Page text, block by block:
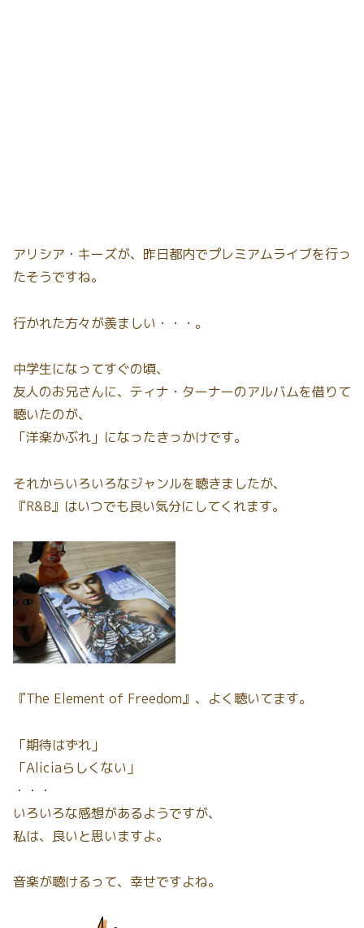
アリシア・キーズが、昨日都内でプレミアムライブを行っ
たそうですね。
行かれた方々が羨ましい・・・。
中学生になってすぐの頃、
友人のお兄さんに、ティナ・ターナーのアルバムを借りて
聴いたのが、
「洋楽かぶれ」になったきっかけです。
それからいろいろなジャンルを聴きましたが、
『R&B』はいつでも良い気分にしてくれます。
『The Element of Freedom』、よく聴いてます。
「期待はずれ」
「Aliciaらしくない」
・・・
いろいろな感想があるようですが、
私は、良いと思いますよ。
音楽が聴けるって、幸せですよね。